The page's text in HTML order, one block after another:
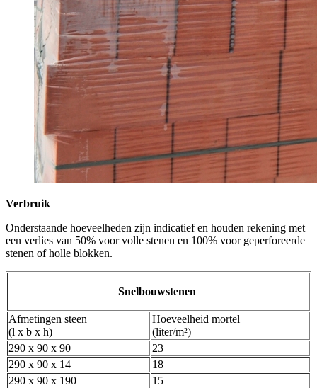
Verbruik
Onderstaande hoeveelheden zijn indicatief en houden rekening met
een verlies van 50% voor volle stenen en 100% voor geperforeerde
stenen of holle blokken.
Snelbouwstenen
Afmetingen steen
(l x b x h)
Hoeveelheid mortel
(liter/m²)
290 x 90 x 90
23
290 x 90 x 14
18
290 x 90 x 190
15